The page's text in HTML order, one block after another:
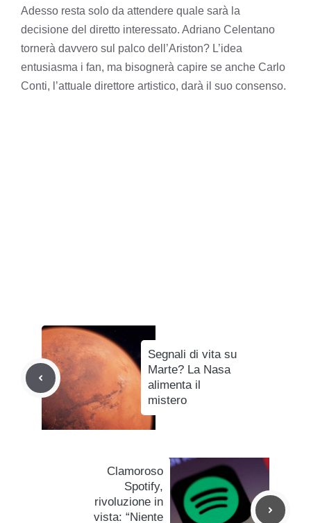
Adesso resta solo da attendere quale sarà la
decisione del diretto interessato. Adriano Celentano
tornerà davvero sul palco dell’Ariston? L’idea
entusiasma i fan, ma bisognerà capire se anche Carlo
Conti, l’attuale direttore artistico, darà il suo consenso.
Segnali di vita su
Marte? La Nasa
alimenta il
mistero
Clamoroso
Spotify,
rivoluzione in
vista: “Niente